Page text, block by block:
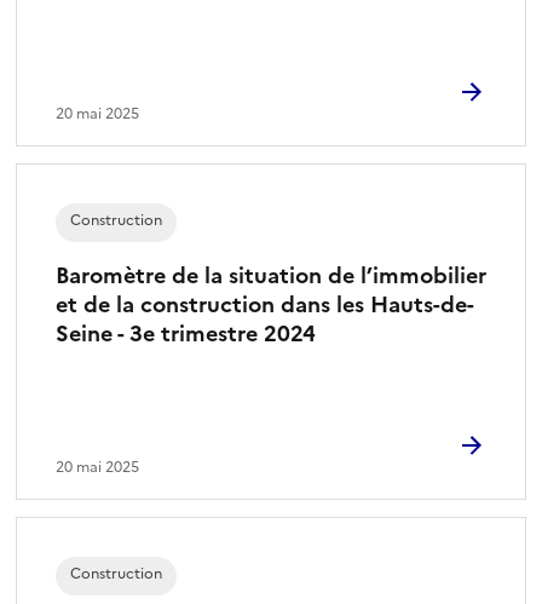
20 mai 2025
Baromètre de la situation de l’immobilier
et de la construction dans les Hauts-de-
Seine - 3e trimestre 2024
Construction
20 mai 2025
Construction